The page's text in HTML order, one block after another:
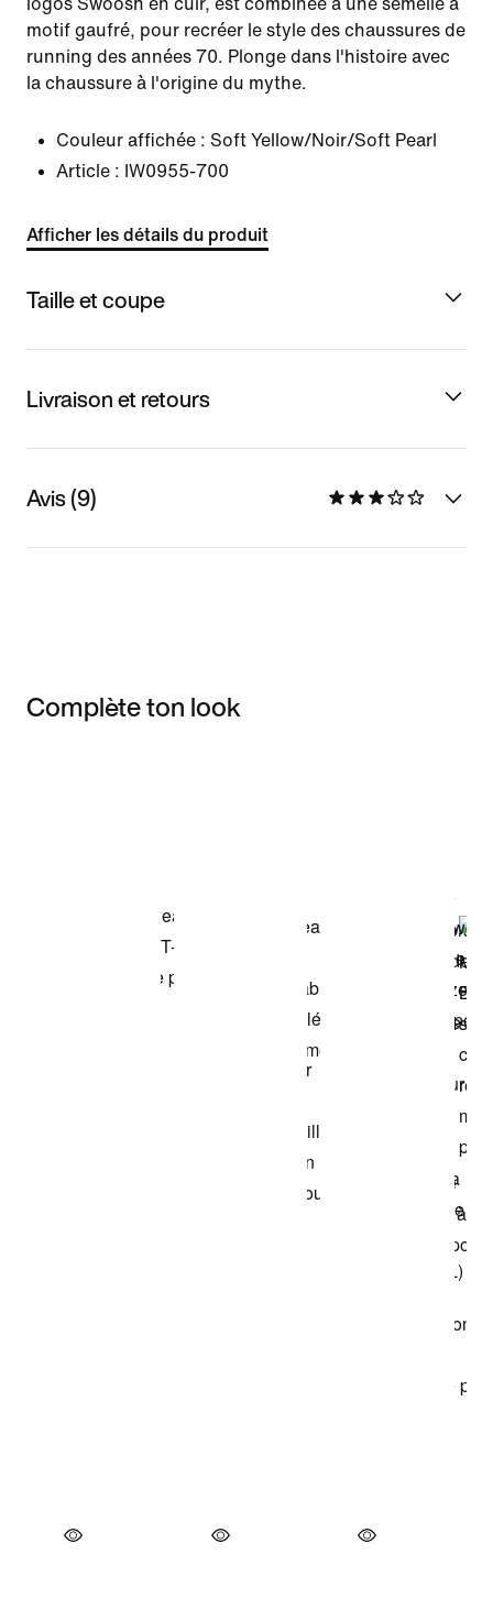
logos Swoosh en cuir, est combinée à une semelle à
motif gaufré, pour recréer le style des chaussures de
running des années 70. Plonge dans l'histoire avec
la chaussure à l'origine du mythe.
Couleur affichée : Soft Yellow/Noir/Soft Pearl
Article : IW0955-700
Afficher les détails du produit
Taille et coupe
Livraison et retours
Avis (9)
Complète ton look